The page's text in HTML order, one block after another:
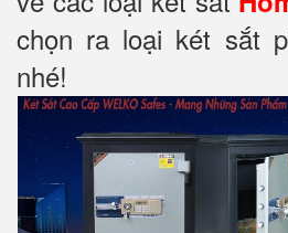
chọn ra loại két sắt
nhé!